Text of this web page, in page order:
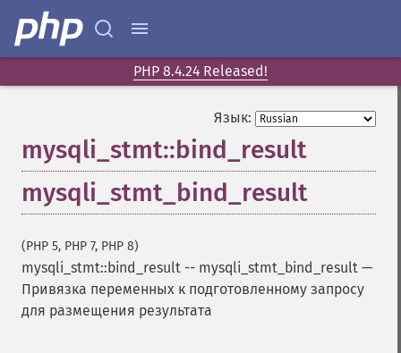
PHP 8.4.24 Released!
Язык:
mysqli_stmt::bind_result
mysqli_stmt_bind_result
(PHP 5, PHP 7, PHP 8)
mysqli_stmt::bind_result -- mysqli_stmt_bind_result —
Привязка переменных к подготовленному запросу
для размещения результата